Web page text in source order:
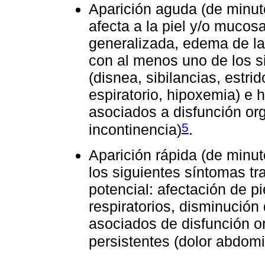
Aparición aguda (de
afecta a la piel y/o
generalizada, edema de
con al menos uno de los
(disnea, sibilancias,
espiratorio, hipoxemia) e
asociados a disfunción
incontinencia)5.
Aparición rápida (de
los siguientes síntomas
potencial: afectación de
respiratorios,
asociados de disfunción
persistentes (dolor